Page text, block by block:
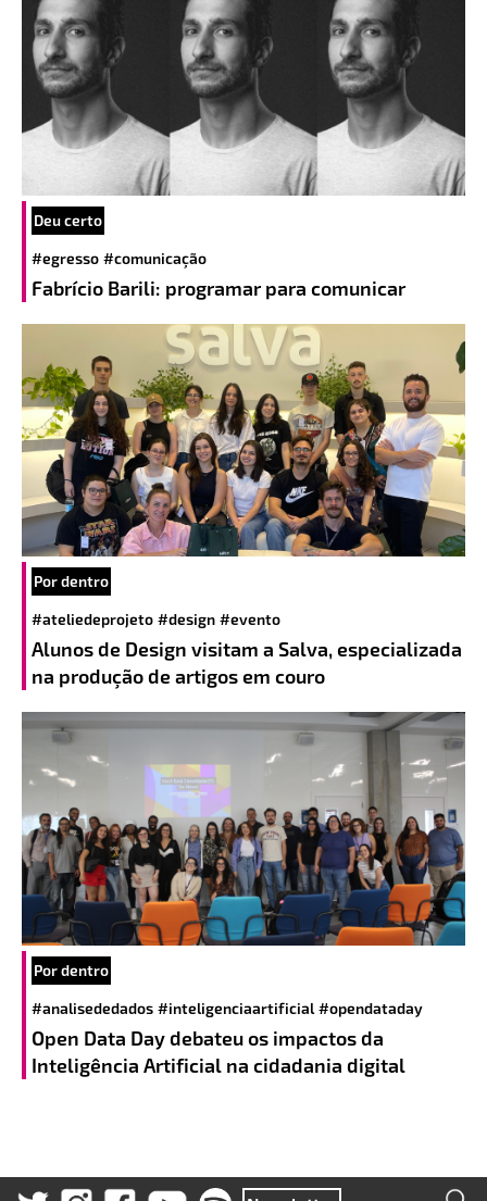
Deu certo
#egresso #comunicação
Fabrício Barili: programar para comunicar
Por dentro
#ateliedeprojeto #design #evento
Alunos de Design visitam a Salva, especializada
na produção de artigos em couro
Por dentro
#analisededados #inteligenciaartificial #opendataday
Open Data Day debateu os impactos da
Inteligência Artificial na cidadania digital